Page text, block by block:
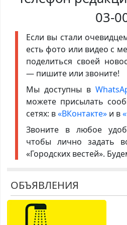
03-
Если вы стали
есть фото или видео с
поделиться своей
— пишите или звоните!
Мы доступны в
можете присылать
сетях: в«ВКонтакте»и в
Звоните в любое
чтобы лично задать
«Городских вестей».
ОБЪЯВЛЕНИЯ